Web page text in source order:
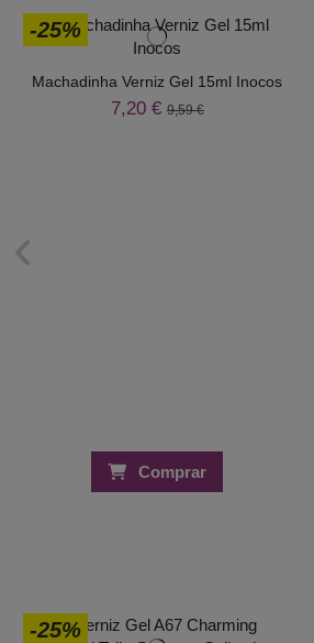
-25%
Machadinha Verniz Gel 15ml Inocos
7,20 € 9,59 €
Comprar
-25%